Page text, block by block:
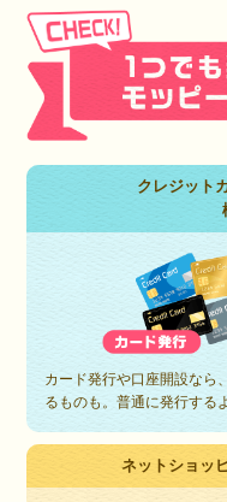
クレジット
カード発行や口座開設なら
るものも。普通に発行する
ネットショッ